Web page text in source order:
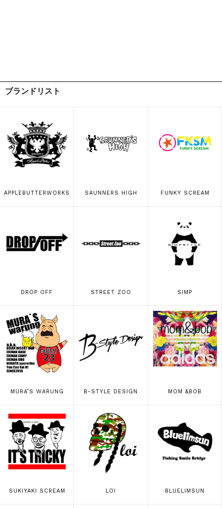
ブランドリスト
APPLEBUTTERWORKS SAUNNERS HIGH FUNKY SCREAM
DROP OFF STREET ZOO SIMP
MURA’S WARUNG B-STYLE DESIGN MOM &BOB
SUKIYAKI SCREAM LOI BLUELIMSUN